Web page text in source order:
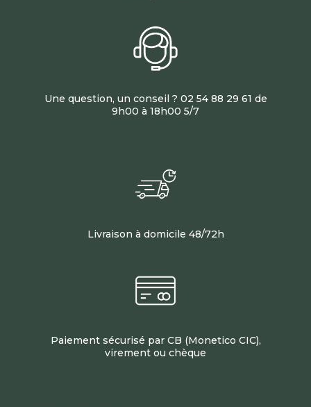
Une question, un conseil ? 02 54 88 29 61 de
9h00 à 18h00 5/7
Livraison à domicile 48/72h
Paiement sécurisé par CB (Monetico CIC),
virement ou chèque